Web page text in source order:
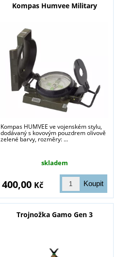
Kompas Humvee Military
Kompas HUMVEE ve vojenském stylu,
dodávaný s kovovým pouzdrem olivově
zelené barvy, rozměry: ...
skladem
400,00 Kč
Trojnožka Gamo Gen 3